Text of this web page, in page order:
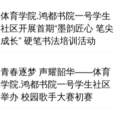
体育学院.鸿都书院一号学生
社区开展首期“墨韵匠心 笔尖
成长” 硬笔书法培训活动
青春逐梦 声耀韶华——体育
学院.鸿都书院一号学生社区
举办 校园歌手大赛初赛